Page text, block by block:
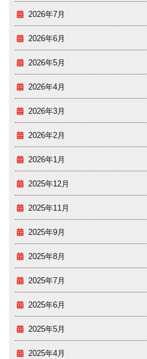
2026年7月
2026年6月
2026年5月
2026年4月
2026年3月
2026年2月
2026年1月
2025年12月
2025年11月
2025年9月
2025年8月
2025年7月
2025年6月
2025年5月
2025年4月